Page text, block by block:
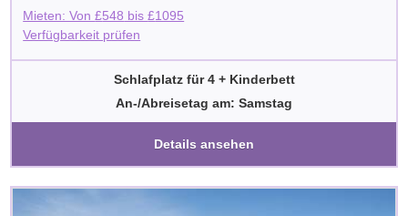
Mieten: Von£548 bis£1095
Verfügbarkeit prüfen
Schlafplatz für 4 + Kinderbett
An-/Abreisetag am: Samstag
Details ansehen